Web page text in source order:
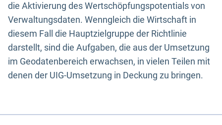
die Aktivierung des Wertschöpfungspotentials von
Verwaltungsdaten. Wenngleich die Wirtschaft in
diesem Fall die Hauptzielgruppe der Richtlinie
darstellt, sind die Aufgaben, die aus der Umsetzung
im Geodatenbereich erwachsen, in vielen Teilen mit
denen der UIG-Umsetzung in Deckung zu bringen.